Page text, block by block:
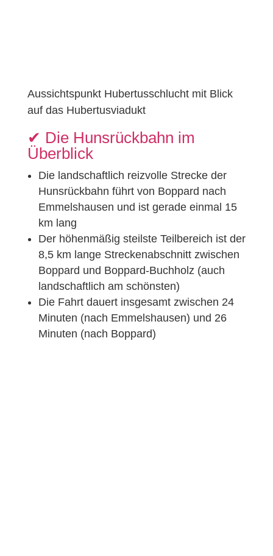
Aussichtspunkt Hubertusschlucht mit Blick
auf das Hubertusviadukt
✔︎ Die Hunsrückbahn im
Überblick
Die landschaftlich reizvolle Strecke der
Hunsrückbahn führt von Boppard nach
Emmelshausen und ist gerade einmal 15
km lang
Der höhenmäßig steilste Teilbereich ist der
8,5 km lange Streckenabschnitt zwischen
Boppard und Boppard-Buchholz (auch
landschaftlich am schönsten)
Die Fahrt dauert insgesamt zwischen 24
Minuten (nach Emmelshausen) und 26
Minuten (nach Boppard)